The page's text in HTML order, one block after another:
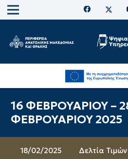
16 ΦΕΒΡΟΥΑΡΙΟΥ –
ΦΕΒΡΟΥΑΡΙΟΥ 2025
18/02/2025
Δελτία